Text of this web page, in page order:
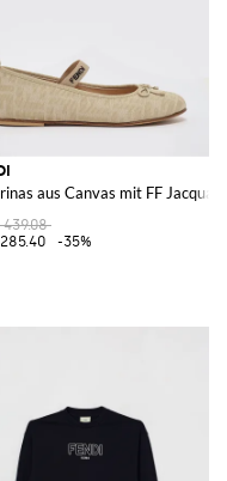
aus Canvas mit FF
439.08
-35%